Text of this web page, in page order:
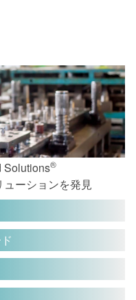
Solutions®
ーションを発見